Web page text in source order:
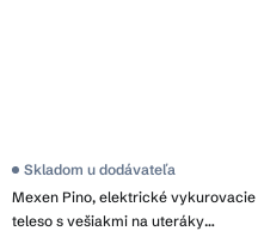
Mexen Pino, elektrické vykurovacie
teleso s vešiakmi na uteráky
Priemerné
produktu
je
Skladom u dodávateľa